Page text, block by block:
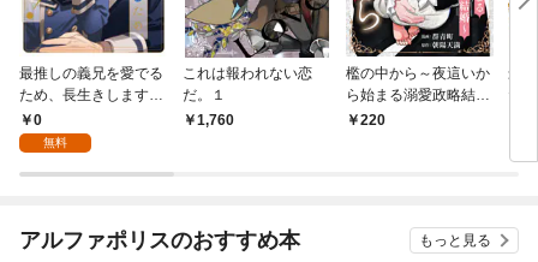
最推しの義兄を愛でる
ため、長生きします！
（分冊版）第１話
0
無料
これは報われない恋
だ。１
1,760
檻の中から～夜這いか
ら始まる溺愛政略結婚
～ 分冊版 1
220
最
た
アルファポリスのおすすめ本 もっと見る